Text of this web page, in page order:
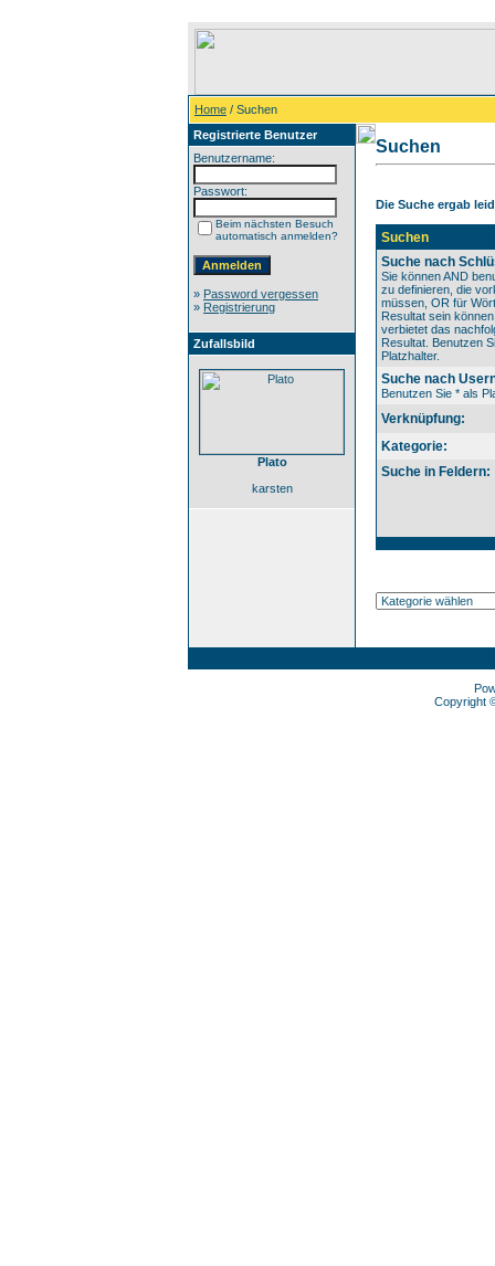
Home / Suchen
Registrierte Benutzer
Benutzername:
Passwort:
Beim nächsten Besuch
automatisch anmelden?
» Password vergessen
» Registrierung
Zufallsbild
Plato
karsten
Suchen
Die Suche ergab
Suchen
Suche nach
Sie können AND
zu definieren, die
müssen, OR für
Resultat sein
verbietet das
Resultat. Benutzen
Platzhalter.
Suche nach
Benutzen Sie * als
Verknüpfung:
Kategorie:
Suche in Feldern:
Copyright